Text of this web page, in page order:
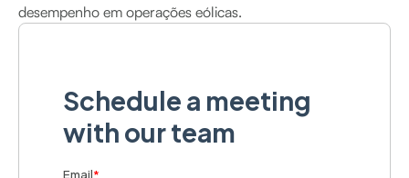
desempenho em operações eólicas.